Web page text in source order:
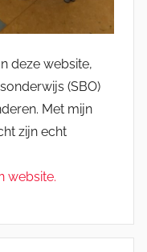
deze website,
(SBO)
Met mijn
zijn echt
website.